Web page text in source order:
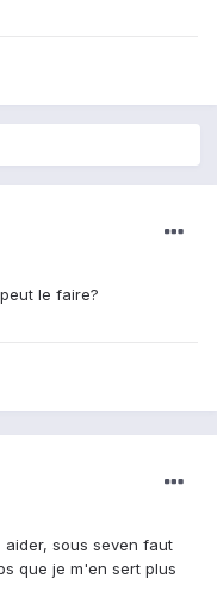
le faire?
sous seven faut
que je m'en sert plus